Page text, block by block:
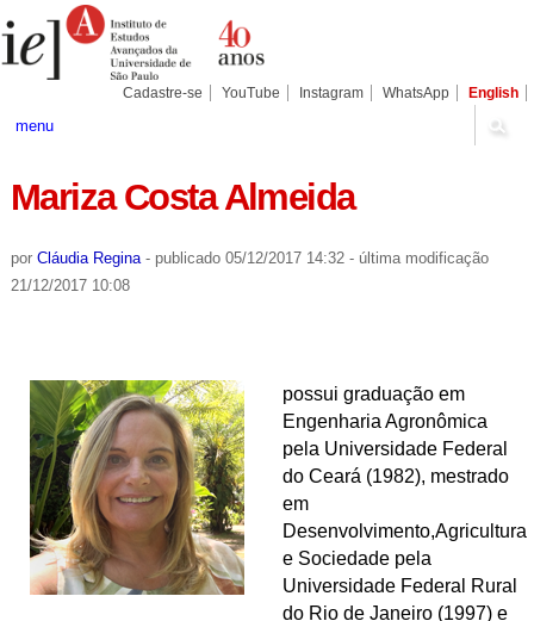
para
conteúdo.
Pessoais
Cadastre-se YouTube Instagram WhatsApp English
menu
Mariza Costa Almeida
por Cláudia Regina - publicado05/12/2017 14:32 - última modificação
21/12/2017 10:08
possui graduação em
Engenharia Agronômica
pela Universidade Federal
do Ceará (1982), mestrado
em
Desenvolvimento,Agricultura
e Sociedade pela
Universidade Federal Rural
do Rio de Janeiro (1997) e